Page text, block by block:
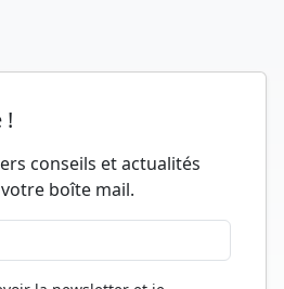
!
conseils et actualités
boîte mail.